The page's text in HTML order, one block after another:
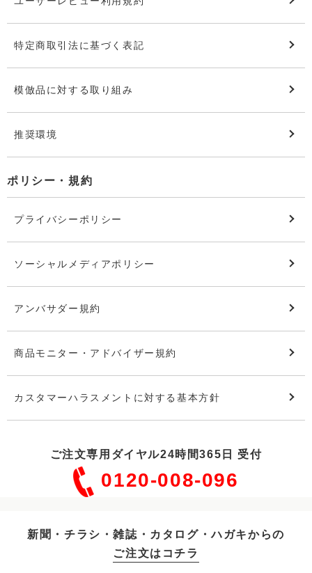
特定商取引法に基づく表記
模倣品に対する取り組み
推奨環境
ポリシー・規約
プライバシーポリシー
ソーシャルメディアポリシー
アンバサダー規約
商品モニター・アドバイザー規約
カスタマーハラスメントに対する基本方針
ご注文専用ダイヤル24時間365日 受付
0120-008-096
新聞・チラシ・雑誌・カタログ・ハガキからの
ご注文はコチラ